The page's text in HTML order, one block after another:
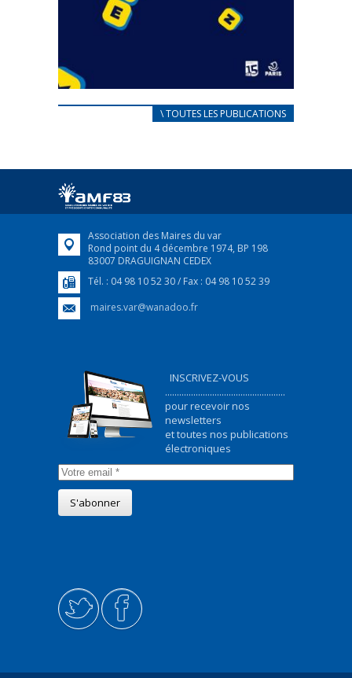
CARNET D’ACCUEIL
Afin d’accompagner au mieux les réfugiés
FEUILLETER
\ TOUTES LES PUBLICATIONS
Association des Maires du var
Rond point du 4 décembre 1974, BP 198
83007 DRAGUIGNAN CEDEX
Tél. : 04 98 10 52 30 / Fax : 04 98 10 52 39
maires.var@wanadoo.fr
INSCRIVEZ-VOUS
...................................................
pour recevoir nos
newsletters
et toutes nos publications
électroniques